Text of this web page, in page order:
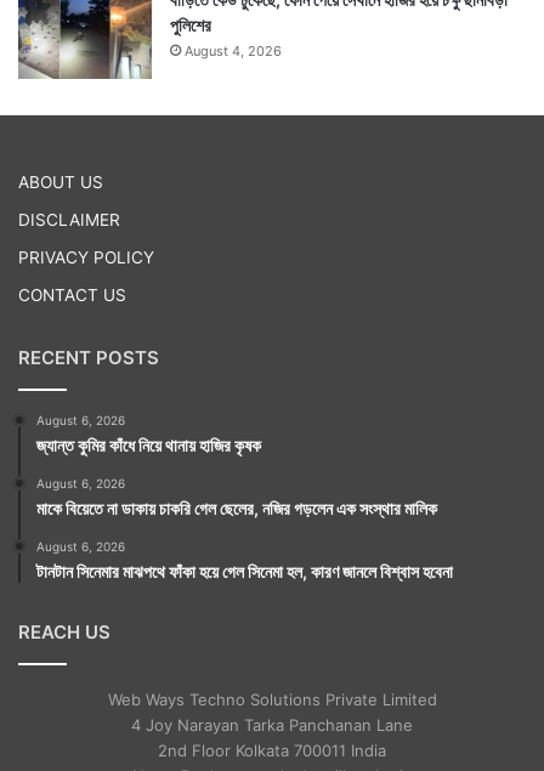
পুলিশের
August 4, 2026
ABOUT US
DISCLAIMER
PRIVACY POLICY
CONTACT US
RECENT POSTS
August 6, 2026
জ্যান্ত কুমির কাঁধে নিয়ে থানায় হাজির কৃষক
August 6, 2026
মাকে বিয়েতে না ডাকায় চাকরি গেল ছেলের, নজির গড়লেন এক সংস্থার মালিক
August 6, 2026
টানটান সিনেমার মাঝপথে ফাঁকা হয়ে গেল সিনেমা হল, কারণ জানলে বিশ্বাস হবেনা
REACH US
Web Ways Techno Solutions Private Limited
4 Joy Narayan Tarka Panchanan Lane
2nd Floor Kolkata 700011 India